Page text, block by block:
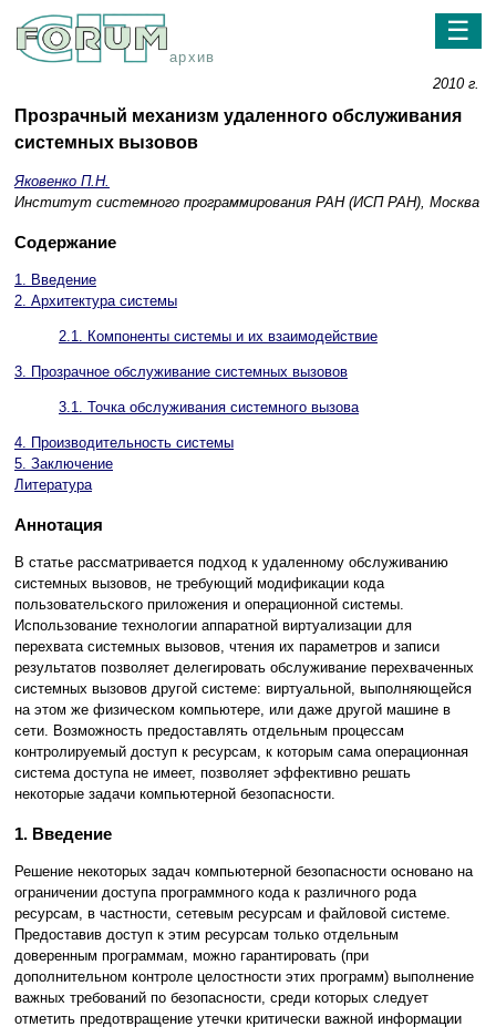
архив
☰
2010 г.
Прозрачный механизм удаленного обслуживания
системных вызовов
Яковенко П.Н.
Институт системного программирования РАН (ИСП РАН), Москва
Содержание
1. Введение
2. Архитектура системы
2.1. Компоненты системы и их взаимодействие
3. Прозрачное обслуживание системных вызовов
3.1. Точка обслуживания системного вызова
4. Производительность системы
5. Заключение
Литература
Аннотация
В статье рассматривается подход к удаленному обслуживанию
системных вызовов, не требующий модификации кода
пользовательского приложения и операционной системы.
Использование технологии аппаратной виртуализации для
перехвата системных вызовов, чтения их параметров и записи
результатов позволяет делегировать обслуживание перехваченных
системных вызовов другой системе: виртуальной, выполняющейся
на этом же физическом компьютере, или даже другой машине в
сети. Возможность предоставлять отдельным процессам
контролируемый доступ к ресурсам, к которым сама операционная
система доступа не имеет, позволяет эффективно решать
некоторые задачи компьютерной безопасности.
1. Введение
Решение некоторых задач компьютерной безопасности основано на
ограничении доступа программного кода к различного рода
ресурсам, в частности, сетевым ресурсам и файловой системе.
Предоставив доступ к этим ресурсам только отдельным
доверенным программам, можно гарантировать (при
дополнительном контроле целостности этих программ) выполнение
важных требований по безопасности, среди которых следует
отметить предотвращение утечки критически важной информации